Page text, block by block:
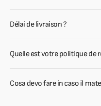
Délai de livraison ?
Quelle est votre politique de
Cosa devo fare in caso il